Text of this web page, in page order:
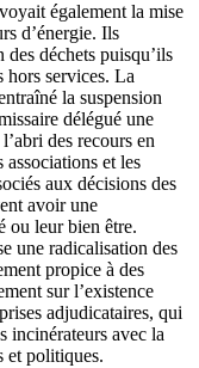
également la mise
d’énergie. Ils
des déchets puisqu’ils
hors services. La
la suspension
délégué une
des recours en
associations et les
aux décisions des
avoir une
ou leur bien être.
une radicalisation des
propice à des
sur l’existence
adjudicataires, qui
incinérateurs avec la
et politiques.